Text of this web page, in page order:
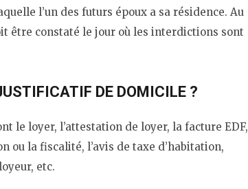
l’un des futurs époux a sa résidence. Au
être constaté le jour où les interdictions sont
DE DOMICILE ?
le loyer, l’attestation de loyer, la facture EDF,
ou la fiscalité, l’avis de taxe d’habitation,
etc.